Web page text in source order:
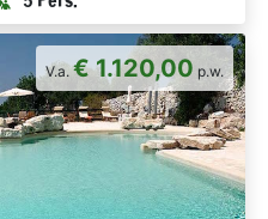
V.a.€ 1.120,00 p.w.